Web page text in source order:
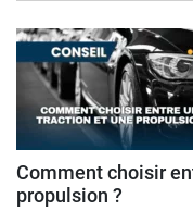
Comment choisir
propulsion ?